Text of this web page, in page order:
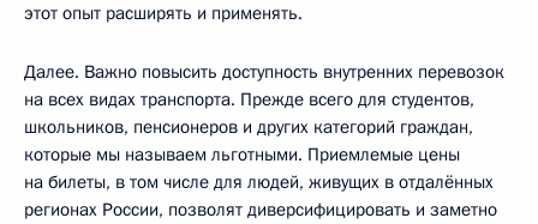
этот опыт расширять и применять.
Далее. Важно повысить доступность внутренних перевозок
на всех видах транспорта. Прежде всего для студентов,
школьников, пенсионеров и других категорий граждан,
которые мы называем льготными. Приемлемые цены
на билеты, в том числе для людей, живущих в отдалённых
регионах России, позволят диверсифицировать и заметно